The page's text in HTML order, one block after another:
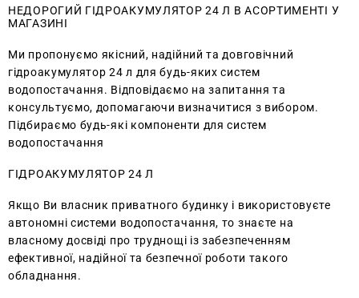
НЕДОРОГИЙ ГІДРОАКУМУЛЯТОР 24 Л В АСОРТИМЕНТІ У
МАГАЗИНІ
Ми пропонуємо якісний, надійний та довговічний
гідроакумулятор 24 л для будь-яких систем
водопостачання. Відповідаємо на запитання та
консультуємо, допомагаючи визначитися з вибором.
Підбираємо будь-які компоненти для систем
водопостачання
ГІДРОАКУМУЛЯТОР 24 Л
Якщо Ви власник приватного будинку і використовуєте
автономні системи водопостачання, то знаєте на
власному досвіді про труднощі із забезпеченням
ефективної, надійної та безпечної роботи такого
обладнання.